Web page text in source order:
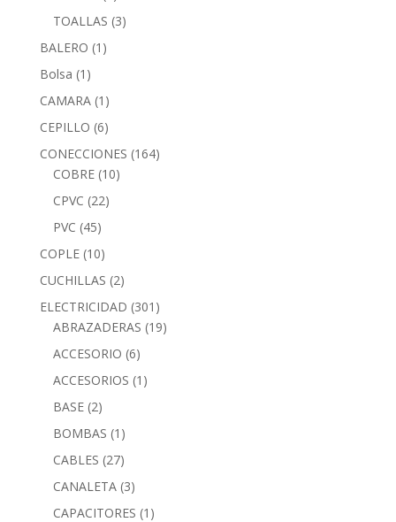
TOALLAS (3)
BALERO (1)
Bolsa (1)
CAMARA (1)
CEPILLO (6)
CONECCIONES (164)
COBRE (10)
CPVC (22)
PVC (45)
COPLE (10)
CUCHILLAS (2)
ELECTRICIDAD (301)
ABRAZADERAS (19)
ACCESORIO (6)
ACCESORIOS (1)
BASE (2)
BOMBAS (1)
CABLES (27)
CANALETA (3)
CAPACITORES (1)